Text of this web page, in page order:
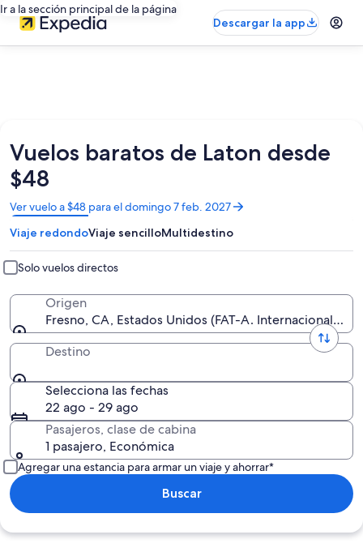
Ir a la sección principal de la página
Descargar la app
Vuelos baratos de Laton desde
$48
Ver vuelo a $48 para el domingo 7 feb. 2027
Se
abrirá
en
una
nueva
ventana
Viaje redondoViaje sencilloMultidestino
Solo vuelos directos
Origen
Fresno, CA, Estados Unidos (FAT-A. Internacional de
Destino
Selecciona las fechas
22 ago - 29 ago
Pasajeros, clase de cabina
1 pasajero, Económica
Agregar una estancia para armar un viaje y ahorrar*
Buscar